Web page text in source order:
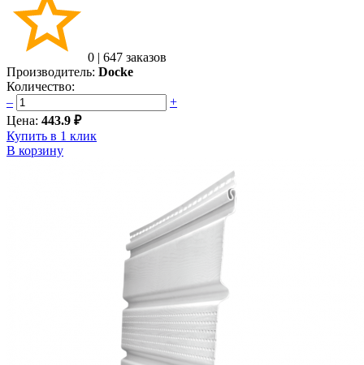
0 | 647 заказов
Производитель: Docke
Количество:
–
+
Цена: 443.9 ₽
Купить в 1 клик
В корзину